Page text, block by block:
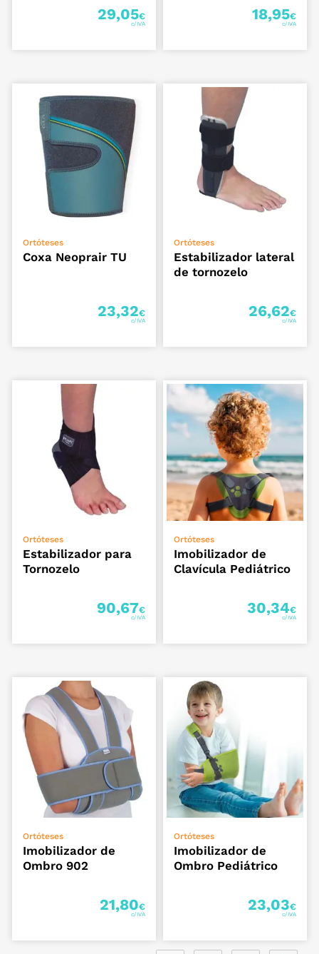
29,05€ 18,95€
Ortóteses
Coxa Neoprair TU
23,32€
Ortóteses
Estabilizador lateral
de tornozelo
26,62€
Ortóteses
Estabilizador para
Tornozelo
90,67€
Ortóteses
Imobilizador de
Clavícula Pediátrico
30,34€
Ortóteses
Imobilizador de
Ombro 902
21,80€
Ortóteses
Imobilizador de
Ombro Pediátrico
23,03€